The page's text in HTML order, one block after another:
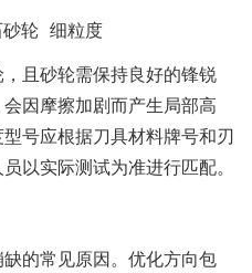
轮 细粒度
且砂轮需保持良好的锋锐
因摩擦加剧而产生局部高
号应根据刀具材料牌号和刃
以实际测试为准进行匹配。
的常见原因。优化方向包